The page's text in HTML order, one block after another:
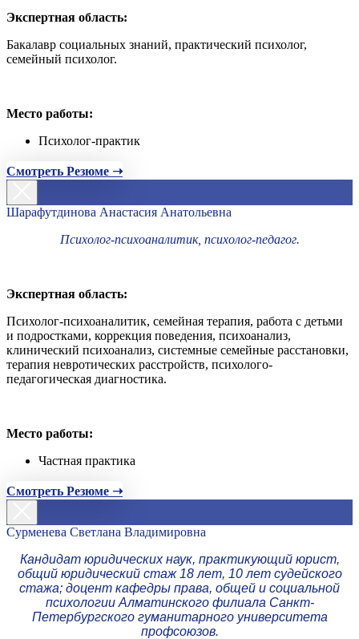
Экспертная область:
Бакалавр социальных знаний, практический психолог,
семейный психолог.
Место работы:
Психолог-практик
Смотреть Резюме ➝
Шарафутдинова Анастасия Анатольевна
Психолог-психоаналитик, психолог-педагог.
Экспертная область:
Психолог-психоаналитик, семейная терапия, работа с детьми
и подростками, коррекция поведения, психоанализ,
клинический психоанализ, системные семейные расстановки,
терапия невротических расстройств, психолого-
педагогическая диагностика.
Место работы:
Частная практика
Смотреть Резюме ➝
Сурменева Светлана Владимировна
Кандидат юридических наук, практикующий юрист,
общий юридический стаж 18 лет, 10 лет судейского
стажа; доцент кафедры права, общей и социальной
психологии Алматинского филиала Санкт-
Петербургского гуманитарного университета
профсоюзов.